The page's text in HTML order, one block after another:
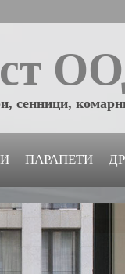
сенници,
ПАРАПЕТИ